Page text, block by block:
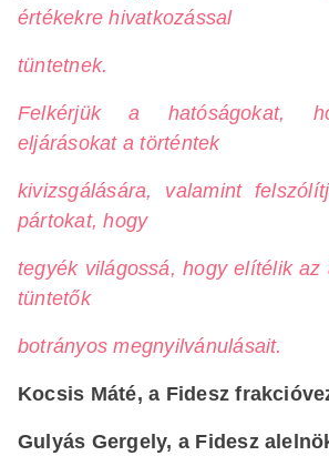
értékekre hivatkozással
tüntetnek.
Felkérjük a hatóságokat,
eljárásokat a történtek
kivizsgálására, valamint
pártokat, hogy
tegyék világossá, hogy elítélik az
tüntetők
botrányos megnyilvánulásait.
Kocsis Máté, a Fidesz
Gulyás Gergely, a Fidesz